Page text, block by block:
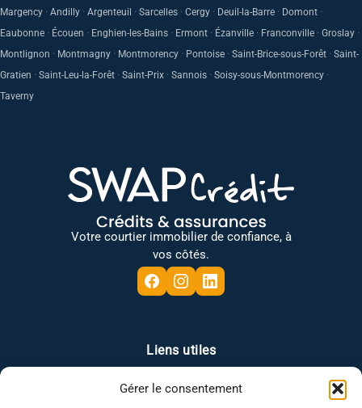
Gérer le consentement
Margency · Andilly · Argenteuil · Sarcelles · Cergy · Deuil-la-Barre · Domont ·
Eaubonne · Écouen · Enghien-les-Bains · Ermont · Ézanville · Franconville · Groslay ·
Montlignon · Montmagny · Montmorency · Pontoise · Saint-Brice-sous-Forêt · Saint-
Gratien · Saint-Leu-la-Forêt · Saint-Prix · Sannois · Soisy-sous-Montmorency ·
Taverny
Votre courtier immobilier de confiance, à
vos côtés.
Liens utiles
Mentions légales Politique de confidentialité